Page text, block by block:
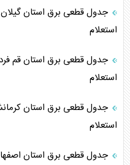
استعلام
استعلام
استعلام